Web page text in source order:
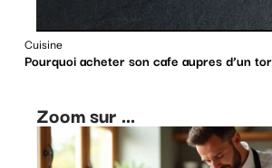
Cuisine
Pourquoi acheter son cafe aupres d’un
Zoom sur ...